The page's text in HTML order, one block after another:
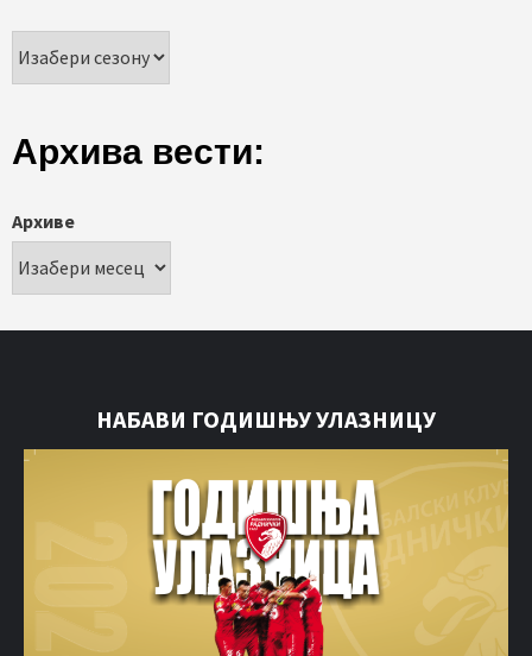
Архива вести:
Архиве
НАБАВИ ГОДИШЊУ УЛАЗНИЦУ